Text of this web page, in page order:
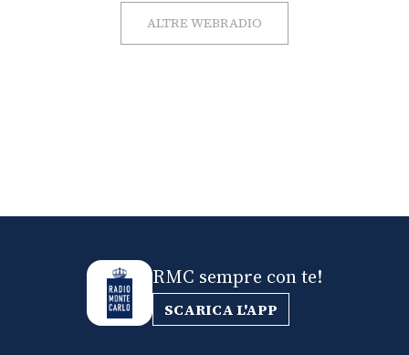
ALTRE WEBRADIO
RMC sempre con te!
SCARICA L'APP